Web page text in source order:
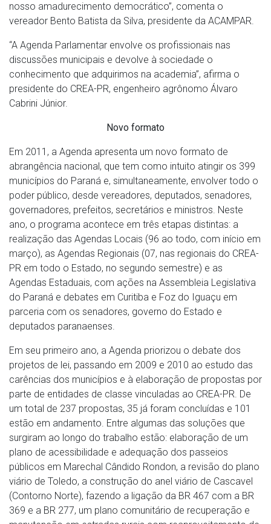
nosso amadurecimento democrático”, comenta o
vereador Bento Batista da Silva, presidente da ACAMPAR.
“A Agenda Parlamentar envolve os profissionais nas
discussões municipais e devolve à sociedade o
conhecimento que adquirimos na academia”, afirma o
presidente do CREA-PR, engenheiro agrônomo Álvaro
Cabrini Júnior.
Novo formato
Em 2011, a Agenda apresenta um novo formato de
abrangência nacional, que tem como intuito atingir os 399
municípios do Paraná e, simultaneamente, envolver todo o
poder público, desde vereadores, deputados, senadores,
governadores, prefeitos, secretários e ministros. Neste
ano, o programa acontece em três etapas distintas: a
realização das Agendas Locais (96 ao todo, com início em
março), as Agendas Regionais (07, nas regionais do CREA-
PR em todo o Estado, no segundo semestre) e as
Agendas Estaduais, com ações na Assembleia Legislativa
do Paraná e debates em Curitiba e Foz do Iguaçu em
parceria com os senadores, governo do Estado e
deputados paranaenses.
Em seu primeiro ano, a Agenda priorizou o debate dos
projetos de lei, passando em 2009 e 2010 ao estudo das
carências dos municípios e à elaboração de propostas por
parte de entidades de classe vinculadas ao CREA-PR. De
um total de 237 propostas, 35 já foram concluídas e 101
estão em andamento. Entre algumas das soluções que
surgiram ao longo do trabalho estão: elaboração de um
plano de acessibilidade e adequação dos passeios
públicos em Marechal Cândido Rondon, a revisão do plano
viário de Toledo, a construção do anel viário de Cascavel
(Contorno Norte), fazendo a ligação da BR 467 com a BR
369 e a BR 277, um plano comunitário de recuperação e